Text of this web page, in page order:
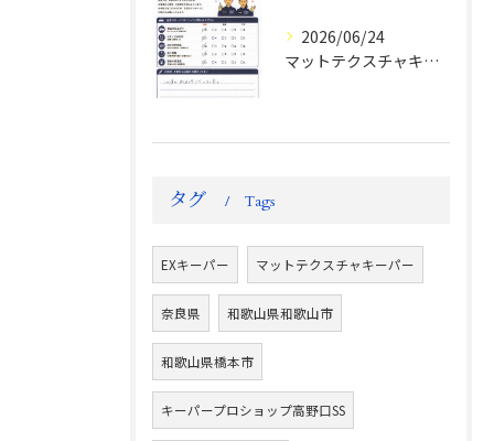
2026/06/24
マットテクスチャキーパー施工後のお客様の声
タグ Tags
EXキーパー マットテクスチャキーパー
奈良県 和歌山県和歌山市
和歌山県橋本市
キーパープロショップ高野口SS